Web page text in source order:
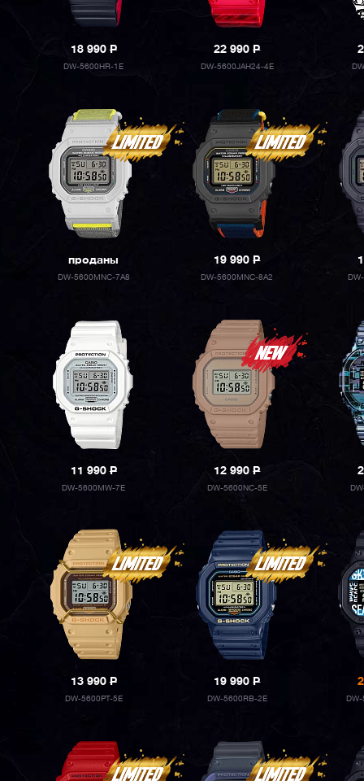
18 990P
DW-5600HR-1E
22 990P
DW-5600JAH24-4E
проданы
DW-5600MNC-7A8
19 990P
DW-5600MNC-8A2
11 990P
DW-5600MW-7E
12 990P
DW-5600NC-5E
13 990P
DW-5600PT-5E
19 990P
DW-5600RB-2E